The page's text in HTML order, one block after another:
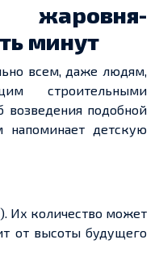
минут
всем, даже людям,
строительными
возведения подобной
детскую
Их количество может
от высоты будущего